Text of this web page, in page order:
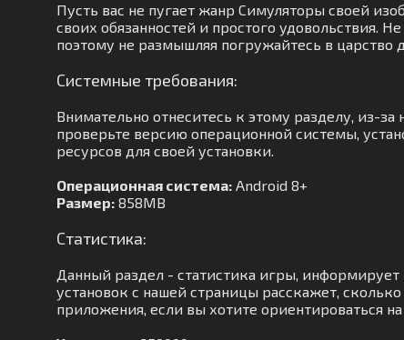
Пусть вас не пугает жанр Симуляторы своей
своих обязанностей и простого удовольствия.
поэтому не размышляя погружайтесь в царство
Системные требования:
Внимательно отнеситесь к этому разделу, из-
проверьте версию операционной системы,
ресурсов для своей установки.
Операционная система: Android 8+
Размер: 858MB
Статистика:
Данный раздел - статистика игры, информирует
установок с нашей страницы расскажет,
приложения, если вы хотите ориентироваться